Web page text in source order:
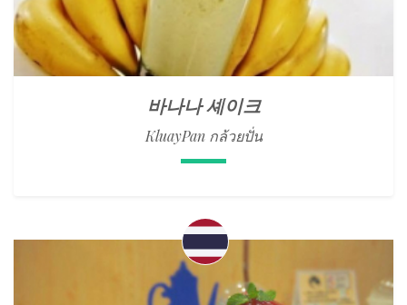
바나나 셰이크
KluayPan กล้วยปั่น